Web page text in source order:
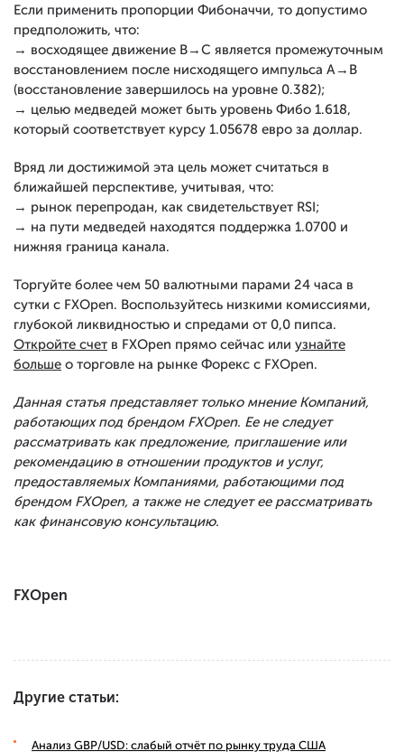
Если применить пропорции Фибоначчи, то допустимо
предположить, что:
→ восходящее движение В→С является промежуточным
восстановлением после нисходящего импульса А→В
(восстановление завершилось на уровне 0.382);
→ целью медведей может быть уровень Фибо 1.618,
который соответствует курсу 1.05678 евро за доллар.
Вряд ли достижимой эта цель может считаться в
ближайшей перспективе, учитывая, что:
→ рынок перепродан, как свидетельствует RSI;
→ на пути медведей находятся поддержка 1.0700 и
нижняя граница канала.
Торгуйте более чем 50 валютными парами 24 часа в
сутки с FXOpen. Воспользуйтесь низкими комиссиями,
глубокой ликвидностью и спредами от 0,0 пипса.
Откройте счет в FXOpen прямо сейчас или узнайте
больше о торговле на рынке Форекс с FXOpen.
Данная статья представляет только мнение Компаний,
работающих под брендом FXOpen. Ее не следует
рассматривать как предложение, приглашение или
рекомендацию в отношении продуктов и услуг,
предоставляемых Компаниями, работающими под
брендом FXOpen, а также не следует ее рассматривать
как финансовую консультацию.
FXOpen
Другие статьи:
Анализ GBP/USD: слабый отчёт по рынку труда США